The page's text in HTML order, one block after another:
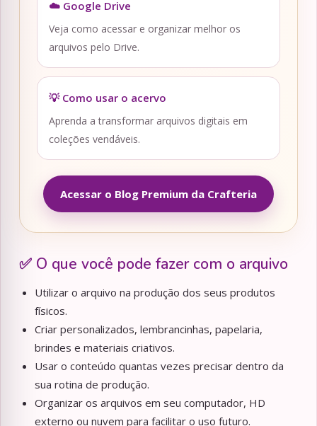
☁️ Google Drive
Veja como acessar e organizar melhor os
arquivos pelo Drive.
💡 Como usar o acervo
Aprenda a transformar arquivos digitais em
coleções vendáveis.
Acessar o Blog Premium da Crafteria
✅ O que você pode fazer com o arquivo
Utilizar o arquivo na produção dos seus produtos
físicos.
Criar personalizados, lembrancinhas, papelaria,
brindes e materiais criativos.
Usar o conteúdo quantas vezes precisar dentro da
sua rotina de produção.
Organizar os arquivos em seu computador, HD
externo ou nuvem para facilitar o uso futuro.